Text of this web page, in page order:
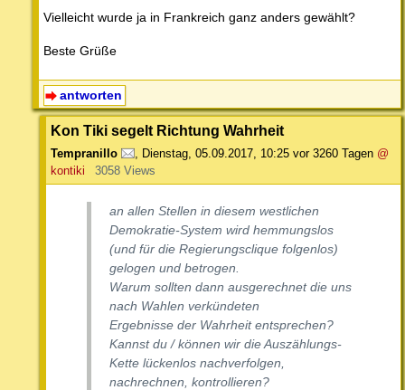
Vielleicht wurde ja in Frankreich ganz anders gewählt?
Beste Grüße
antworten
Kon Tiki segelt Richtung Wahrheit
Tempranillo , Dienstag, 05.09.2017, 10:25 vor 3260 Tagen @
kontiki
3058 Views
an allen Stellen in diesem westlichen
Demokratie-System wird hemmungslos
(und für die Regierungsclique folgenlos)
gelogen und betrogen.
Warum sollten dann ausgerechnet die uns
nach Wahlen verkündeten
Ergebnisse der Wahrheit entsprechen?
Kannst du / können wir die Auszählungs-
Kette lückenlos nachverfolgen,
nachrechnen, kontrollieren?